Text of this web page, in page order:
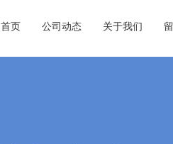
首页 公司动态 关于我们